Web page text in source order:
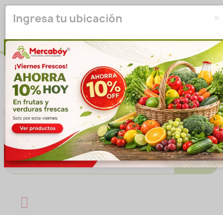
Seleccione su ubicación para que podamos verificar si
actualmente prestamos servicio en su área.
Ingresa tu ubicación
Introducir ubicación
No volver a mostrar esta ventana emergente
IR A LA TIENDA
Buscar